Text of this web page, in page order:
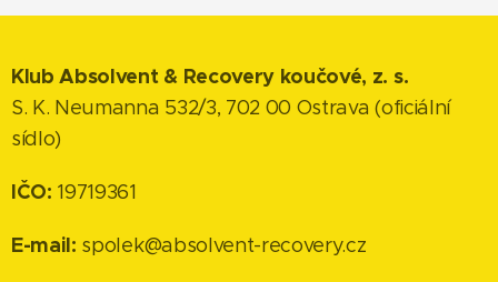
Klub Absolvent & Recovery koučové, z. s.
S. K. Neumanna 532/3, 702 00 Ostrava (oficiální
sídlo)
IČO: 19719361
E-mail: spolek@absolvent-recovery.cz